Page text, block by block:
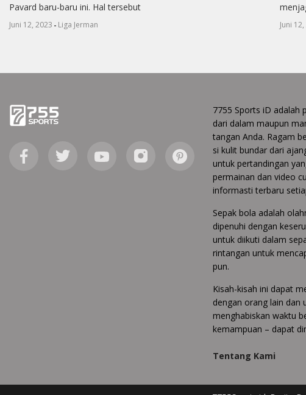
Pavard baru-baru ini. Hal tersebut
Juni 12, 2023 - Liga Jerman Juni
7755 Sports iD adalah
dari dalam maupun
tangan Anda. Ragam
si kulit bundar dari
untuk pertandingan
permainan dan video
informasti terbaru
Sepak bola adalah
dipenuhi dengan
untuk diikuti dalam
rintangan untuk
pun.
Kisah-kisah ini dapat
dengan orang lain dan
menghabiskan waktu
kemampuan – dapat
Tentang Kami